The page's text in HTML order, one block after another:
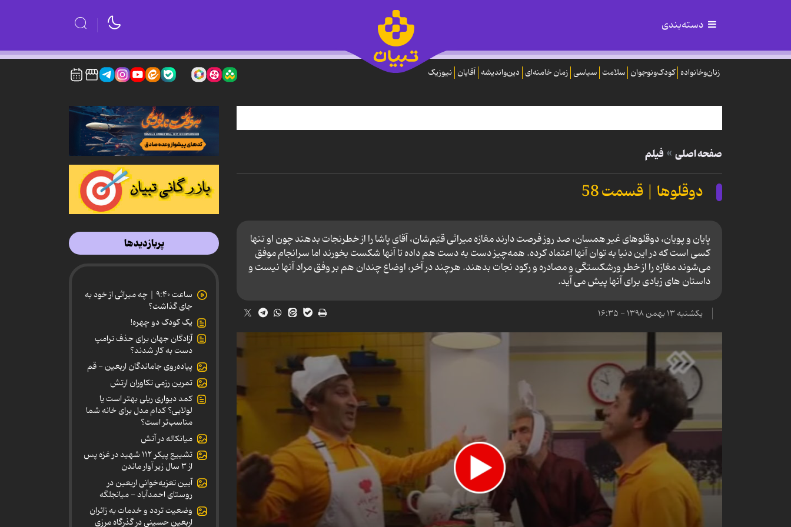
دسته‌بندی
زنان‌وخانواده کودک‌ونوجوان سلامت سیاسی زمان خامنه‌ای دین‌واندیشه آقایان نیوزیک
صفحه اصلی فیلم
دوقلوها | قسمت 58
پایان و پویان، دوقلوهای غیر همسان، صد روز فرصت دارند مغازه میراثی قیّم‌شان، آقای پاشا را از خطرنجات بدهند چون او تنها
کسی‌ است که در این دنیا به توان آنها اعتماد کرده. همه‌چیز دست به دست هم داده تا آنها شکست بخورند اما سرانجام موفق
می‌شوند مغازه را از خطر ورشکستگی و مصادره و رکود نجات بدهند. هرچند در آخر، اوضاع چندان هم بر وفق مراد آنها نیست و
داستان های زیادی برای آنها پیش می آید.
یکشنبه ۱۳ بهمن ۱۳۹۸ - ۱۶:۳۵
پربازدیدها
ساعت ۹:۴۰ | چه میراثی از خود به
جای گذاشت؟
یک کودک دو چهره!
آزادگان جهان برای حذف ترامپ
دست به کار شدند؟
پیاده‌روی جاماندگان اربعین - قم
تمرین رزمی تکاوران ارتش
کمد دیواری ریلی بهتر است یا
لولایی؟ کدام مدل برای خانه شما
مناسب‌تر است؟
میانکاله در آتش
تشییع پیکر ۱۱۲ شهید در غزه پس
از ۳ سال زیر آوار ماندن
آیین تعزیه‌خوانی اربعین در
روستای احمدآباد - میانجلگه
وضعیت تردد و خدمات به زائران
اربعین حسینی در گذرگاه مرزی